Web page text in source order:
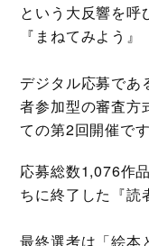
という大反響を呼
『まねてみよう
デジタル応募であ
者参加型の審査方
ての第2回開催です
応募総数1,076作
ちに終了した『読
最終選考は「絵本